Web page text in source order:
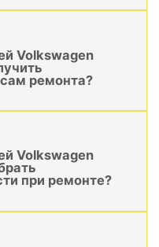
Volkswagen
ремонта?
Volkswagen
при ремонте?